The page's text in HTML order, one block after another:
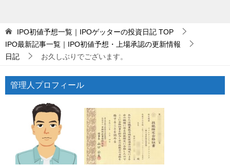
IPO初値予想一覧｜IPOゲッターの投資日記 TOP
IPO最新記事一覧｜IPO初値予想・上場承認の更新情報
日記
お久しぶりでございます。
管理人プロフィール